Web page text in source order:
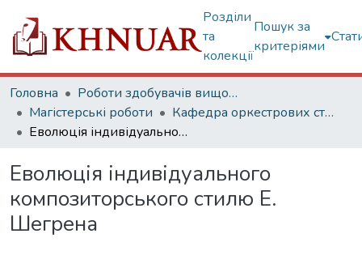
Розділи
та
колекції
Пошук за
критеріями
Головна
Роботи здобувачів вищої освіти
Магістерські роботи
Кафедра оркестрових струнних інструментів
Еволюція індивідуального композиторського стилю Е. Шегрена
Еволюція індивідуального
композиторського стилю Е.
Шегрена